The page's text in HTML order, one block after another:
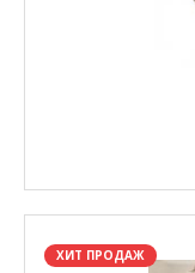
ХИТ ПРОДАЖ